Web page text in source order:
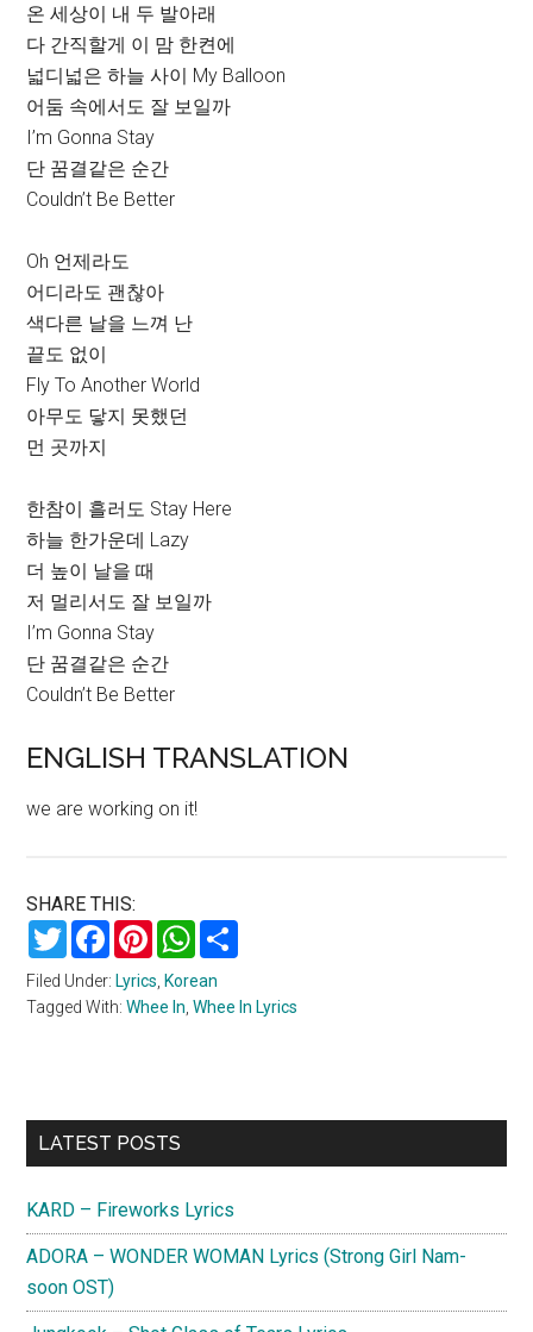
온 세상이 내 두 발아래
다 간직할게 이 맘 한켠에
넓디넓은 하늘 사이 My Balloon
어둠 속에서도 잘 보일까
I’m Gonna Stay
단 꿈결같은 순간
Couldn’t Be Better
Oh 언제라도
어디라도 괜찮아
색다른 날을 느껴 난
끝도 없이
Fly To Another World
아무도 닿지 못했던
먼 곳까지
한참이 흘러도 Stay Here
하늘 한가운데 Lazy
더 높이 날을 때
저 멀리서도 잘 보일까
I’m Gonna Stay
단 꿈결같은 순간
Couldn’t Be Better
ENGLISH TRANSLATION
we are working on it!
SHARE THIS:
TwitterFacebookPinterestWhatsApp
Filed Under: Lyrics, Korean
Tagged With:Whee In,Whee In Lyrics
Primary
LATEST POSTS
KARD – Fireworks Lyrics
ADORA – WONDER WOMAN Lyrics (Strong Girl Nam-
soon OST)